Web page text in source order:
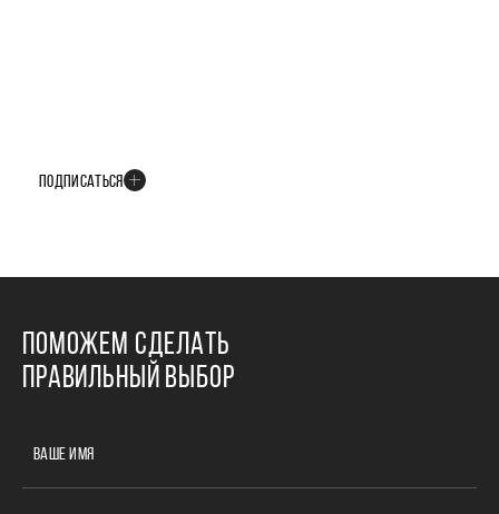
ПОДПИСАТЬСЯ
ПОМОЖЕМ СДЕЛАТЬ
ПРАВИЛЬНЫЙ ВЫБОР
ВАШЕ ИМЯ